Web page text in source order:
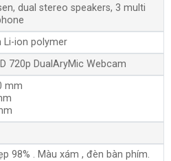
dual stereo speakers, 3 multi
Li-ion polymer
720p DualAryMic Webcam
mm
98% . Màu xám , đèn bàn phím.